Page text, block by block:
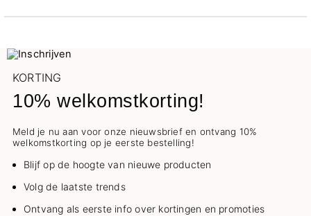
KORTING
10% welkomstkorting!
Meld je nu aan voor onze nieuwsbrief en ontvang 10%
welkomstkorting op je eerste bestelling!
Blijf op de hoogte van nieuwe producten
Volg de laatste trends
Ontvang als eerste info over kortingen en promoties